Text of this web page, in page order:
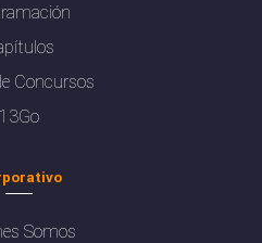
Concursos
13Go
Somos